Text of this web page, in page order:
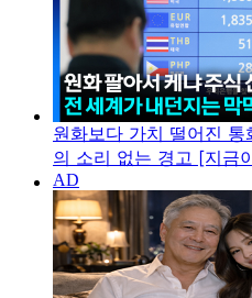
원화보다 가치 떨어진
의 소리 없는 경고 [지금